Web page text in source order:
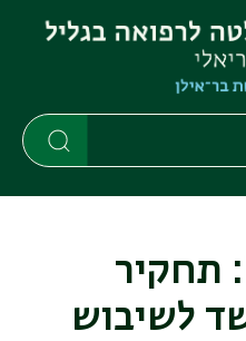
העיקרי
ניווט
Haaretz.co.il: תחקיר
לשיבוש